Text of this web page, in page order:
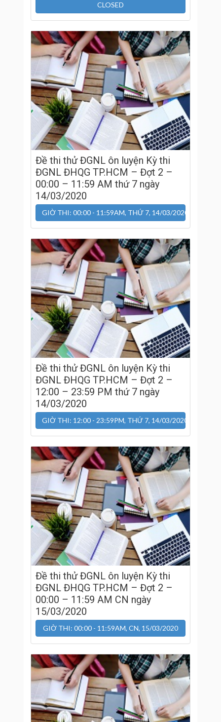
CLOSED
Đề thi thử ĐGNL ôn luyện Kỳ thi
ĐGNL ĐHQG TP.HCM – Đợt 2 –
00:00 – 11:59 AM thứ 7 ngày
14/03/2020
GIỜ THI: 00:00 - 11:59AM, THỨ 7, 14/03/2020
Đề thi thử ĐGNL ôn luyện Kỳ thi
ĐGNL ĐHQG TP.HCM – Đợt 2 –
12:00 – 23:59 PM thứ 7 ngày
14/03/2020
GIỜ THI: 12:00 - 23:59PM, THỨ 7, 14/03/2020
Đề thi thử ĐGNL ôn luyện Kỳ thi
ĐGNL ĐHQG TP.HCM – Đợt 2 –
00:00 – 11:59 AM CN ngày
15/03/2020
GIỜ THI: 00:00 - 11:59AM, CN, 15/03/2020